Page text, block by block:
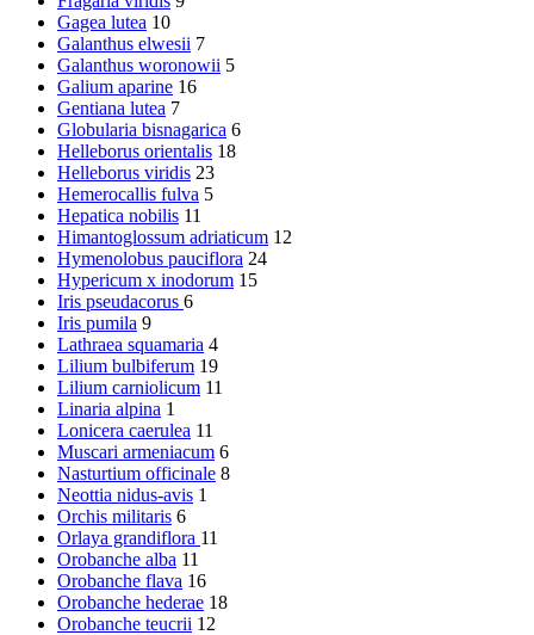
Gagea lutea 10
Galanthus elwesii 7
Galanthus woronowii 5
Galium aparine 16
Gentiana lutea 7
Globularia bisnagarica 6
Helleborus orientalis 18
Helleborus viridis 23
Hemerocallis fulva 5
Hepatica nobilis 11
Himantoglossum adriaticum 12
Hymenolobus pauciflora 24
Hypericum x inodorum 15
Iris pseudacorus 6
Iris pumila 9
Lathraea squamaria 4
Lilium bulbiferum 19
Lilium carniolicum 11
Linaria alpina 1
Lonicera caerulea 11
Muscari armeniacum 6
Nasturtium officinale 8
Neottia nidus-avis 1
Orchis militaris 6
Orlaya grandiflora 11
Orobanche alba 11
Orobanche flava 16
Orobanche hederae 18
Orobanche teucrii 12